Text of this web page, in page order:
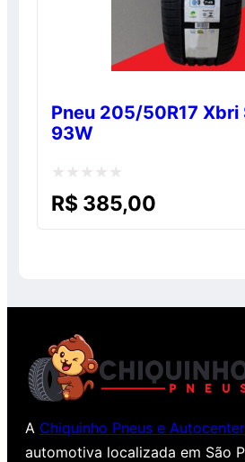
Pneu 205/50R17 Xbri
93W
Avaliação
R$ 385,00
A Chiquinho Pneus e Autocenter
automotiva localizada em São